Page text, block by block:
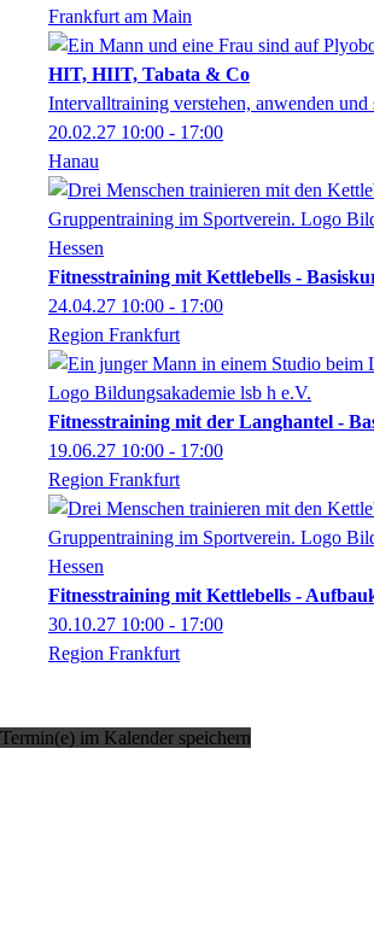
Frankfurt am Main
HIT, HIIT, Tabata & Co
Intervalltraining verstehen, anwenden und
20.02.27 10:00 - 17:00
Hanau
Fitnesstraining mit Kettlebells -
24.04.27 10:00 - 17:00
Region Frankfurt
Fitnesstraining mit der Langhantel -
19.06.27 10:00 - 17:00
Region Frankfurt
Fitnesstraining mit Kettlebells -
30.10.27 10:00 - 17:00
Region Frankfurt
Termin(e) im Kalender speichern